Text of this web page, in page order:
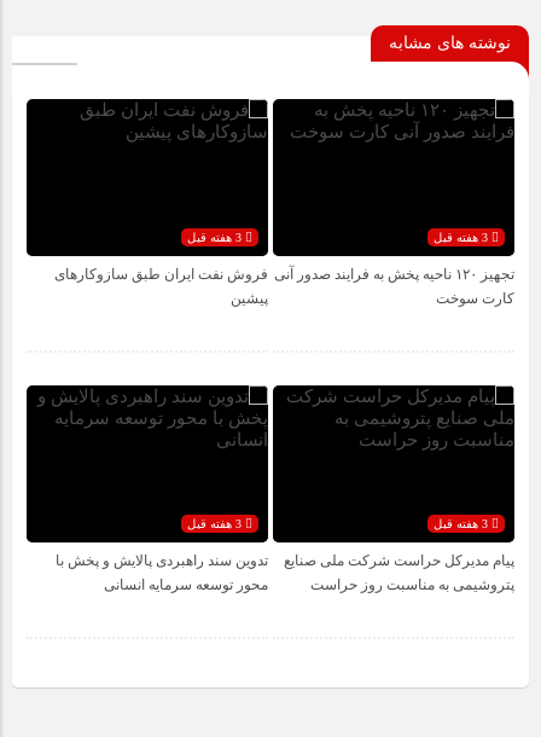
نوشته های مشابه
3 هفته قبل
تجهیز ۱۲۰ ناحیه پخش به فرایند صدور آنی
کارت سوخت
فروش نفت ایران طبق سازوکارهای
پیشین
3 هفته قبل
پیام مدیرکل حراست شرکت ملی صنایع
پتروشیمی به مناسبت روز حراست
تدوین سند راهبردی پالایش و پخش با
محور توسعه سرمایه انسانی